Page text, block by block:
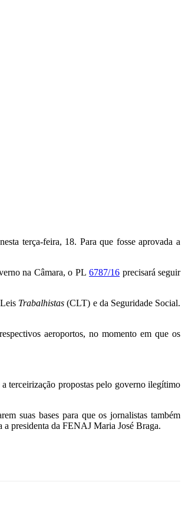
terça-feira, 18. Para que fosse aprovada a
na Câmara, o PL6787/16 precisará seguir
Trabalhistas (CLT) e da Seguridade Social.
aeroportos, no momento em que os
terceirização propostas pelo governo ilegítimo
suas bases para que os jornalistas também
a presidenta da FENAJ Maria José Braga.